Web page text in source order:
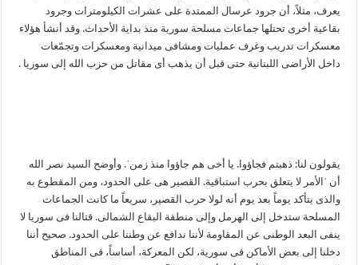
یعرف، مثلاً، أن جرود عرسال الممتدة علی عشرات الکیلومترات وجرود
بقاعیة أخری تحتلها جماعات مسلحة سوریة منذ بدایة الأحداث. وقد أنشأ هؤلاء
معسکرات تدریب وغرف عملیات ومشافی میدانیة ومعسکرات وتجمّعات
داخل الأراضی اللبنانیة حتی قبل أن یذهب أی مقاتل من حزب الله إلی سوریا .
یقولون لنا: ذهبتم فجاؤوا. یا أخی هم جاؤوا منذ زمنˈ. وأوضح السید نصر الله
أن ˈالأمر لا یتعلق بحرب استباقیة. القصیر هی علی الحدود، ومن المقطوع به
والذی یتأکد یوماً بعد یوم أنه لولا حرب القصیر، سریعاً ما کانت الجماعات
المسلحة ستدخل إلی الهرمل وإلی منطقة البقاع الشمالی. قتالنا فی سوریا لا
ینفی البعد الوطنی عن المقاومة لأننا ندافع عن وطننا علی الحدود. صحیح أننا
دخلنا إلی بعض الأماکن فی سوریة، لکن المعرکة، أساساً، فی المناطق